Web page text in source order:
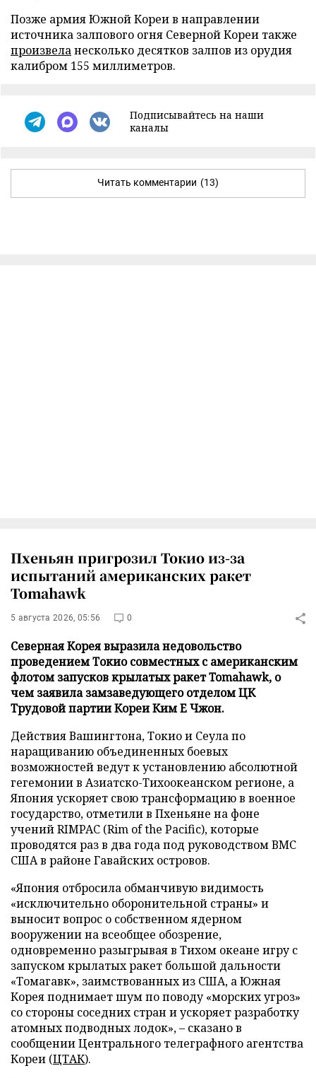
Позже армия Южной Кореи в направлении
источника залпового огня Северной Кореи также
произвеланесколько десятков залпов из орудия
калибром 155 миллиметров.
Подписывайтесь на наши
каналы
Читать комментарии (13)
Пхеньян пригрозил Токио из-за
испытаний американских ракет
Tomahawk
5 августа 2026, 05:56 0
Северная Корея выразила недовольство
проведением Токио совместных с американским
флотом запусков крылатых ракет Tomahawk, о
чем заявила замзаведующего отделом ЦК
Трудовой партии Кореи Ким Е Чжон.
Действия Вашингтона, Токио и Сеула по
наращиванию объединенных боевых
возможностей ведут к установлению абсолютной
гегемонии в Азиатско-Тихоокеанском регионе, а
Япония ускоряет свою трансформацию в военное
государство, отметили в Пхеньяне на фоне
учений RIMPAC (Rim of the Pacific), которые
проводятся раз в два года под руководством ВМС
США в районе Гавайских островов.
«Япония отбросила обманчивую видимость
«исключительно оборонительной страны» и
выносит вопрос о собственном ядерном
вооружении на всеобщее обозрение,
одновременно разыгрывая в Тихом океане игру с
запуском крылатых ракет большой дальности
«Томагавк», заимствованных из США, а Южная
Корея поднимает шум по поводу «морских угроз»
со стороны соседних стран и ускоряет разработку
атомных подводных лодок», – сказано в
сообщении Центрального телеграфного агентства
Кореи (ЦТАК).